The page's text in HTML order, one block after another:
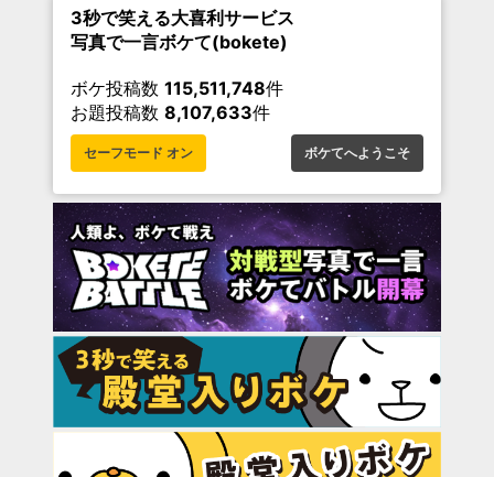
3秒で笑える大喜利サービス
写真で一言ボケて(bokete)
ボケ投稿数 115,511,748件
お題投稿数 8,107,633件
セーフモード オン ボケてへようこそ